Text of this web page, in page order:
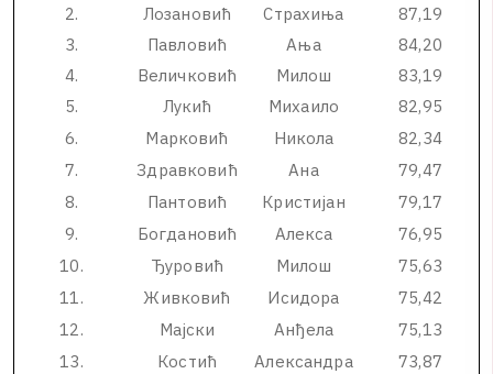
2. Лозановић Страхиња 87,19
3. Павловић Ања 84,20
4. Величковић Милош 83,19
5. Лукић Михаило 82,95
6. Марковић Никола 82,34
7. Здравковић Ана 79,47
8. Пантовић Кристијан 79,17
9. Богдановић Алекса 76,95
10. Ђуровић Милош 75,63
11. Живковић Исидора 75,42
12. Мајски Анђела 75,13
13. Костић Александра 73,87